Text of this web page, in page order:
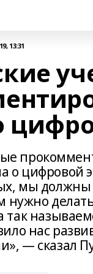
13:31
о цифровой
мы
нужно
так
нас
— сказал